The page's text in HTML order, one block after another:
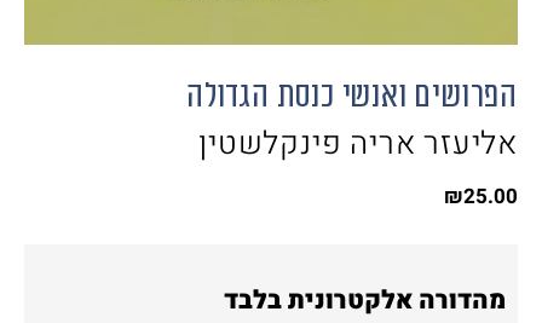
הפרושים ואנשי כנסת הגדולה
אליעזר אריה פינקלשטין
₪25.00
מהדורה אלקטרונית בלבד